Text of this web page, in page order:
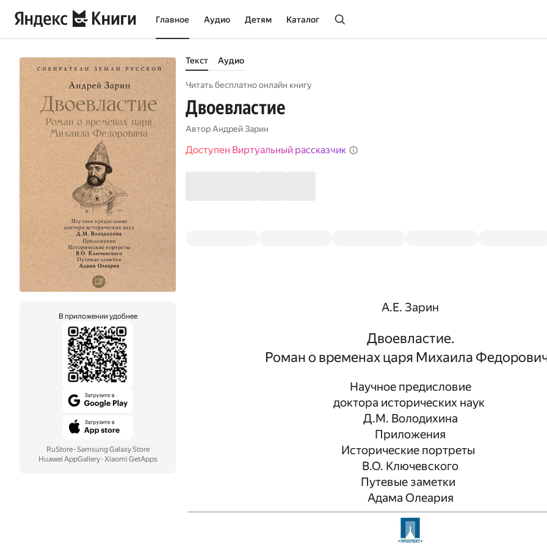
Главное Аудио Детям Каталог
В приложении удобнее
RuStore· Samsung Galaxy Store
Huawei AppGallery· Xiaomi GetApps
Текст Аудио
Читать бесплатно онлайн книгу
Двоевластие
АвторАндрей Зарин
Доступен Виртуальный рассказчик
А.Е. Зарин
Двоевластие.
Роман о временах царя Михаила
Научное предисловие
доктора исторических наук
Д.М. Володихина
Приложения
Исторические портреты
В.О. Ключевского
Путевые заметки
Адама Олеария